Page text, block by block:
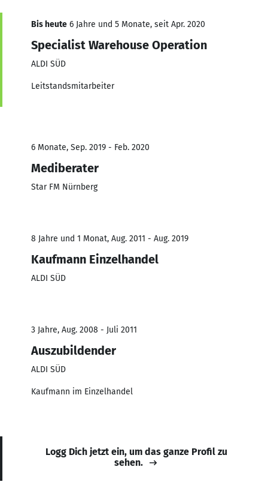
Bis heute 6 Jahre und 5 Monate, seit Apr. 2020
Specialist Warehouse Operation
ALDI SÜD
Leitstandsmitarbeiter
6 Monate, Sep. 2019 - Feb. 2020
Mediberater
Star FM Nürnberg
8 Jahre und 1 Monat, Aug. 2011 - Aug. 2019
Kaufmann Einzelhandel
ALDI SÜD
3 Jahre, Aug. 2008 - Juli 2011
Auszubildender
ALDI SÜD
Kaufmann im Einzelhandel
Logg Dich jetzt ein, um das ganze Profil zu
sehen.